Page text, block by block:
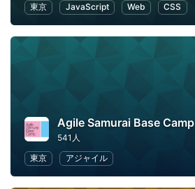
東京
JavaScript Web CSS
Agile Samurai Base Camp
541人
東京
アジャイル